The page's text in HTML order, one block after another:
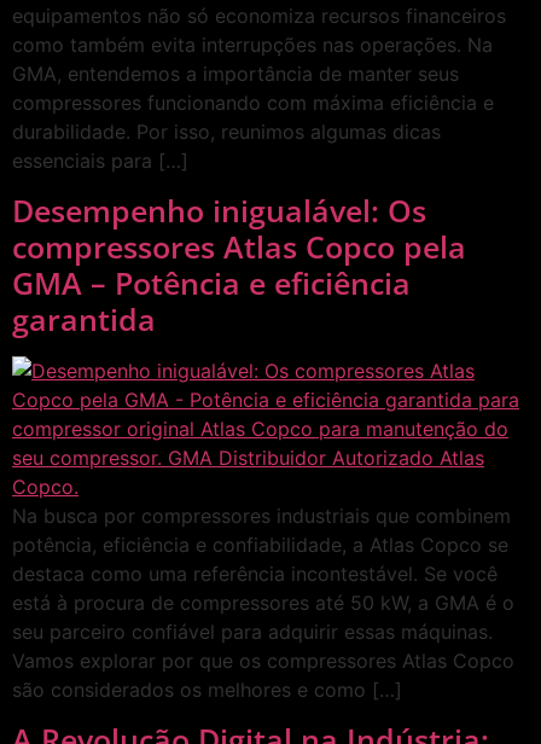
equipamentos não só economiza recursos financeiros
como também evita interrupções nas operações. Na
GMA, entendemos a importância de manter seus
compressores funcionando com máxima eficiência e
durabilidade. Por isso, reunimos algumas dicas
essenciais para […]
Desempenho inigualável: Os
compressores Atlas Copco pela
GMA – Potência e eficiência
garantida
Na busca por compressores industriais que combinem
potência, eficiência e confiabilidade, a Atlas Copco se
destaca como uma referência incontestável. Se você
está à procura de compressores até 50 kW, a GMA é o
seu parceiro confiável para adquirir essas máquinas.
Vamos explorar por que os compressores Atlas Copco
são considerados os melhores e como […]